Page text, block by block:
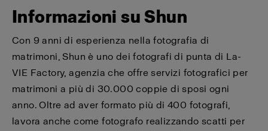
Informazioni su Shun
Con 9 anni di esperienza nella fotografia di
matrimoni, Shun è uno dei fotografi di punta di La-
VIE Factory, agenzia che offre servizi fotografici per
matrimoni a più di 30.000 coppie di sposi ogni
anno. Oltre ad aver formato più di 400 fotografi,
lavora anche come fotografo realizzando scatti per